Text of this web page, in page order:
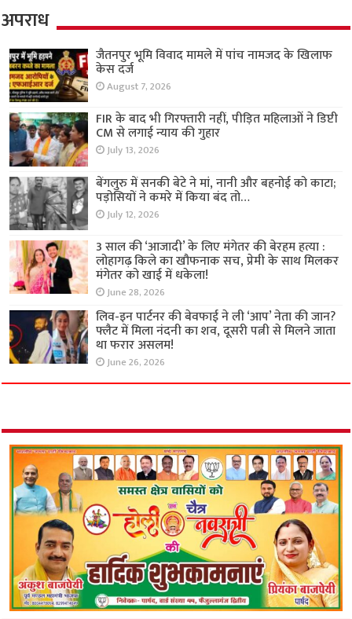
अपराध
जैतनपुर भूमि विवाद मामले में पांच नामजद के खिलाफ
केस दर्ज
August 7, 2026
FIR के बाद भी गिरफ्तारी नहीं, पीड़ित महिलाओं ने डिप्टी
CM से लगाई न्याय की गुहार
July 13, 2026
बेंगलुरु में सनकी बेटे ने मां, नानी और बहनोई को काटा;
पड़ोसियों ने कमरे में किया बंद तो…
July 12, 2026
3 साल की ‘आजादी’ के लिए मंगेतर की बेरहम हत्या :
लोहागढ़ किले का खौफनाक सच, प्रेमी के साथ मिलकर
मंगेतर को खाई में धकेला!
June 28, 2026
लिव-इन पार्टनर की बेवफाई ने ली ‘आप’ नेता की जान?
फ्लैट में मिला नंदनी का शव, दूसरी पत्नी से मिलने जाता
था फरार असलम!
June 26, 2026